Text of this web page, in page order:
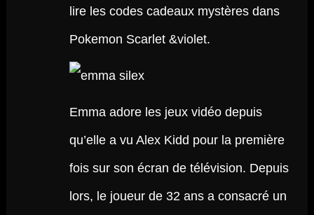
lire les codes cadeaux mystères dans
Pokemon Scarlet &violet.
Emma adore les jeux vidéo depuis
qu’elle a vu Alex Kidd pour la première
fois sur son écran de télévision. Depuis
lors, le joueur de 32 ans a consacré un